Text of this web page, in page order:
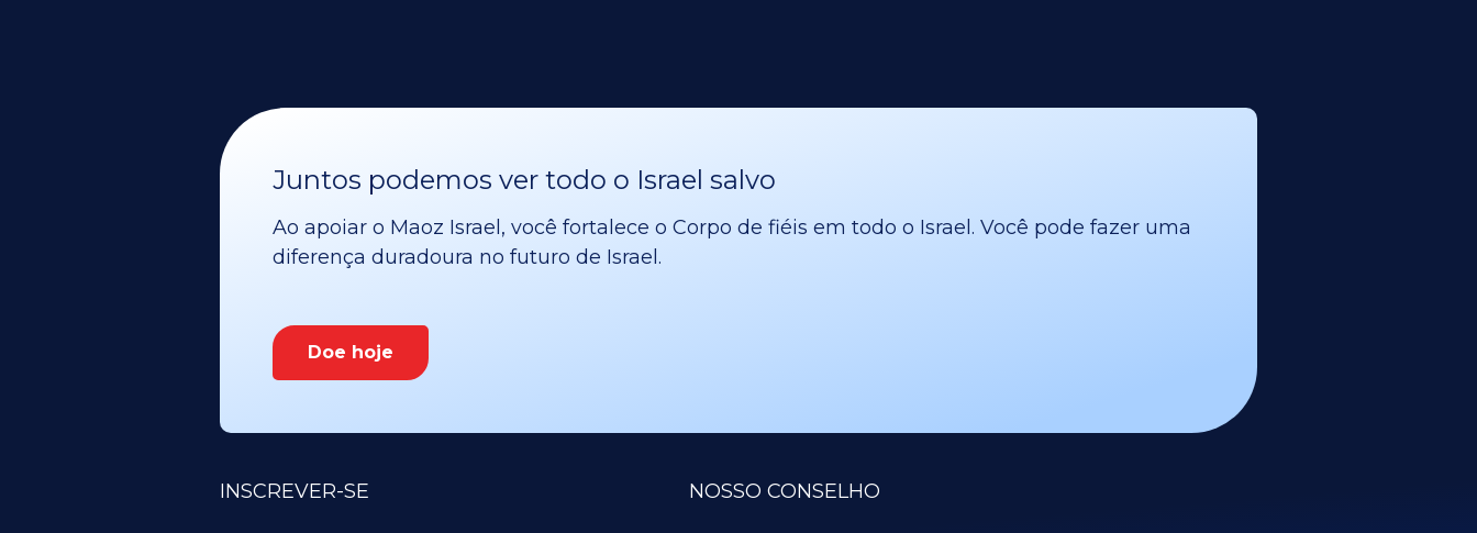
Juntos podemos ver todo o Israel salvo
Ao apoiar o Maoz Israel, você fortalece o Corpo de fiéis em todo o Israel. Você pode fazer uma
diferença duradoura no futuro de Israel.
Doe hoje
INSCREVER-SE NOSSO CONSELHO